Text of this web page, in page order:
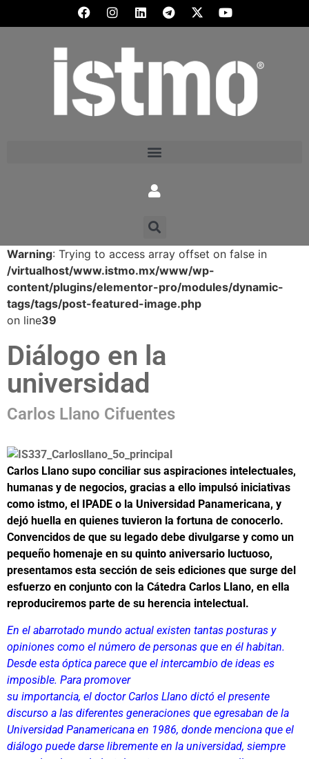
Warning: Trying to access array offset on false in
/virtualhost/www.istmo.mx/www/wp-
content/plugins/elementor-pro/modules/dynamic-
tags/tags/post-featured-image.php
on line39
Diálogo en la
universidad
Carlos Llano Cifuentes
Carlos Llano supo conciliar sus aspiraciones intelectuales,
humanas y de negocios, gracias a ello impulsó iniciativas
como istmo, el IPADE o la Universidad Panamericana, y
dejó huella en quienes tuvieron la fortuna de conocerlo.
Convencidos de que su legado debe divulgarse y como un
pequeño homenaje en su quinto aniversario luctuoso,
presentamos esta sección de seis ediciones que surge del
esfuerzo en conjunto con la Cátedra Carlos Llano, en ella
reproduciremos parte de su herencia intelectual.
En el abarrotado mundo actual existen tantas posturas y
opiniones como el número de personas que en él habitan.
Desde esta óptica parece que el intercambio de ideas es
imposible. Para promover
su importancia, el doctor Carlos Llano dictó el presente
discurso a las diferentes generaciones que egresaban de la
Universidad Panamericana en 1986, donde menciona que el
diálogo puede darse libremente en la universidad, siempre